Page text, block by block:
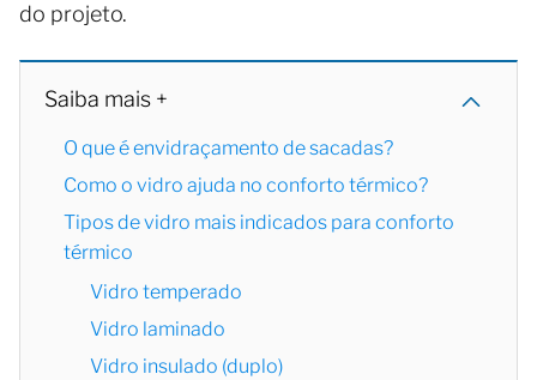
do projeto.
Saiba mais +
O que é envidraçamento de sacadas?
Como o vidro ajuda no conforto térmico?
Tipos de vidro mais indicados para conforto
térmico
Vidro temperado
Vidro laminado
Vidro insulado (duplo)